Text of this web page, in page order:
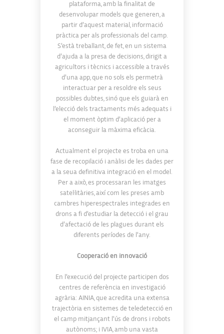
plataforma, amb la finalitat de
desenvolupar models que generen, a
partir d’aquest material, informació
pràctica per als professionals del camp.
S’està treballant, de fet, en un sistema
d’ajuda a la presa de decisions, dirigit a
agricultors i tècnics i accessible a través
d’una app, que no sols els permetrà
interactuar per a resoldre els seus
possibles dubtes, sinó que els guiarà en
l’elecció dels tractaments més adequats i
el moment òptim d’aplicació per a
aconseguir la màxima eficàcia.
Actualment el projecte es troba en una
fase de recopilació i anàlisi de les dades per
a la seua definitiva integració en el model.
Per a això, es processaran les imatges
satel·litàries, així com les preses amb
cambres hiperespectrales integrades en
drons a fi d’estudiar la detecció i el grau
d’afectació de les plagues durant els
diferents períodes de l’any.
Cooperació en innovació
En l’execució del projecte participen dos
centres de referència en investigació
agrària: AINIA, que acredita una extensa
trajectòria en sistemes de teledetecció en
el camp mitjançant l’ús de drons i robots
autònoms; i IVIA, amb una vasta